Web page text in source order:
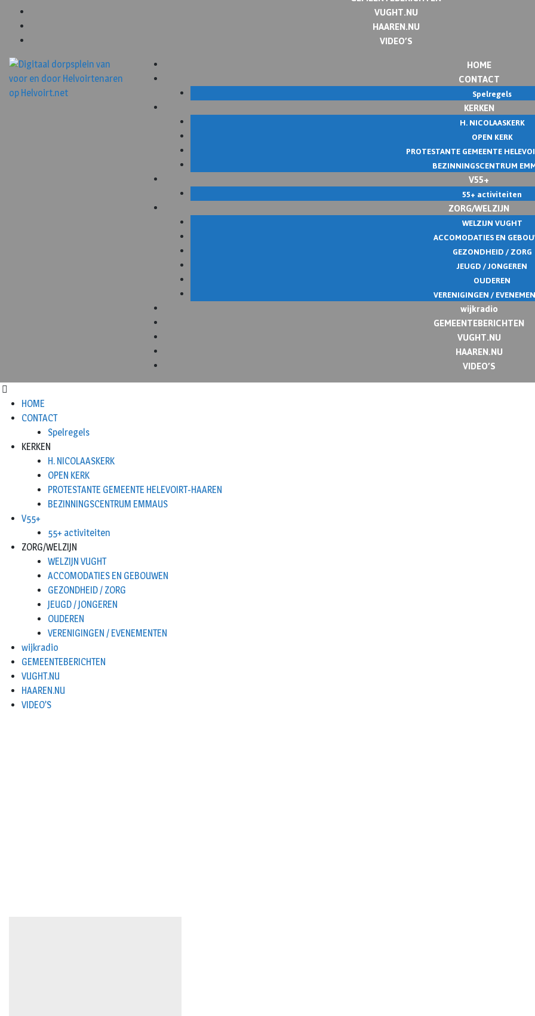
VUGHT.NU
HAAREN.NU
VIDEO’S
HOME
CONTACT
Spelregels
KERKEN
H. NICOLAASKERK
OPEN KERK
PROTESTANTE GEMEENTE
BEZINNINGSCENTRUM
V55+
55+ activiteiten
ZORG/WELZIJN
WELZIJN VUGHT
ACCOMODATIES EN
GEZONDHEID / ZORG
JEUGD / JONGEREN
OUDEREN
VERENIGINGEN /
wijkradio
GEMEENTEBERICHTEN
VUGHT.NU
HAAREN.NU
VIDEO’S
HOME
CONTACT
Spelregels
KERKEN
H. NICOLAASKERK
OPEN KERK
PROTESTANTE GEMEENTE HELEVOIRT-HAAREN
BEZINNINGSCENTRUM EMMAUS
V55+
55+ activiteiten
ZORG/WELZIJN
WELZIJN VUGHT
ACCOMODATIES EN GEBOUWEN
GEZONDHEID / ZORG
JEUGD / JONGEREN
OUDEREN
VERENIGINGEN / EVENEMENTEN
wijkradio
GEMEENTEBERICHTEN
VUGHT.NU
HAAREN.NU
VIDEO’S